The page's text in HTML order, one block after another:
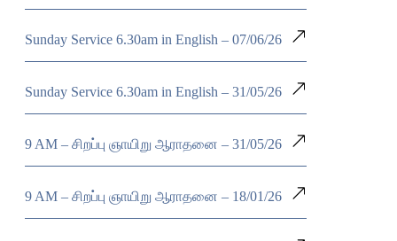
Sunday Service 6.30am in English – 07/06/26
Sunday Service 6.30am in English – 31/05/26
9 AM – சிறப்பு ஞாயிறு ஆராதனை – 31/05/26
9 AM – சிறப்பு ஞாயிறு ஆராதனை – 18/01/26